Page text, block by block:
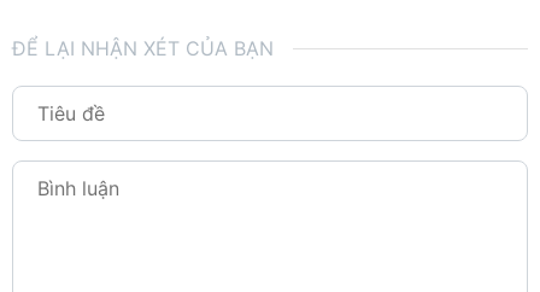
ĐỂ LẠI NHẬN XÉT CỦA BẠN